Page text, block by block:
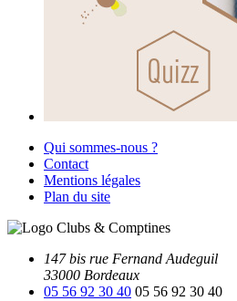
Qui sommes-nous ?
Contact
Mentions légales
Plan du site
147 bis rue Fernand Audeguil
33000 Bordeaux
05 56 92 30 40 05 56 92 30 40